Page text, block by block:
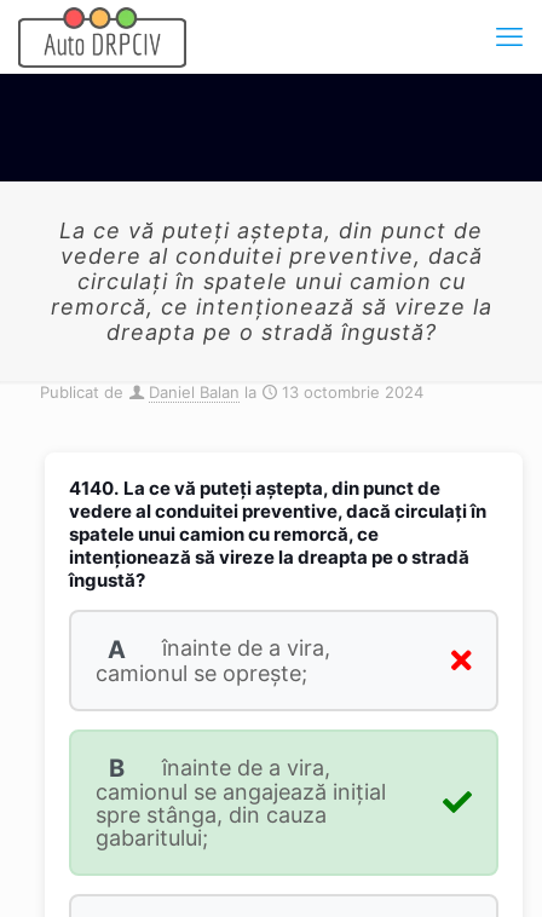
La ce vă puteți aștepta, din punct de
vedere al conduitei preventive, dacă
circulați în spatele unui camion cu
remorcă, ce intenționează să vireze la
dreapta pe o stradă îngustă?
Publicat de Daniel Balan la 13 octombrie 2024
4140. La ce vă puteți aștepta, din punct de
vedere al conduitei preventive, dacă circulați în
spatele unui camion cu remorcă, ce
intenționează să vireze la dreapta pe o stradă
îngustă?
A
înainte de a vira,
camionul se oprește;
B
înainte de a vira,
camionul se angajează inițial
spre stânga, din cauza
gabaritului;